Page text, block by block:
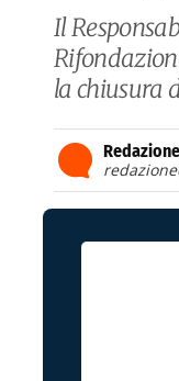
Il
la chiusura
Redazione